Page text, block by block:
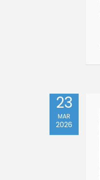
23
MAR
2026